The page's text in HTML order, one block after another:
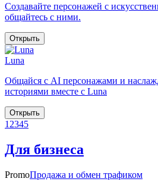
Создавайте персонажей с
общайтесь с ними.
Открыть
Luna
Общайся с AI персонажами и
историями вместе с Luna
Открыть
1 2345
Для бизнеса
PromoПродажа и обмен трафиком